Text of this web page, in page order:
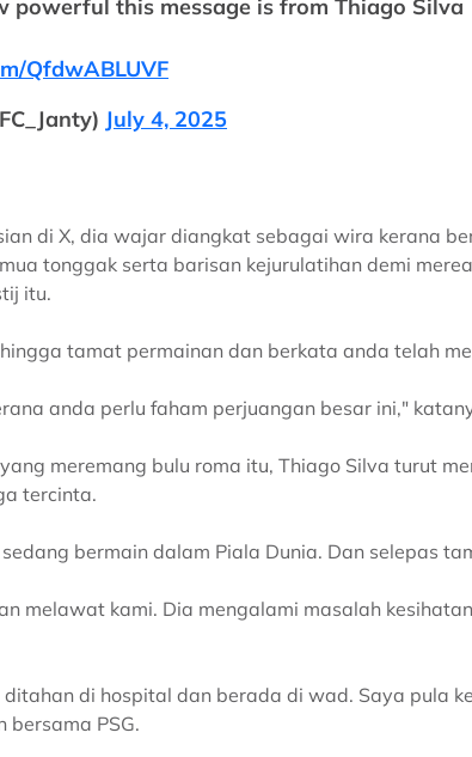
powerful this message is from Thiago Silva
QfdwABLUVF
July 4, 2025
di X, dia wajar diangkat sebagai wira kerana
tonggak serta barisan kejurulatihan demi
itu.
tamat permainan dan berkata anda telah
anda perlu faham perjuangan besar ini,"
meremang bulu roma itu, Thiago Silva turut
tercinta.
bermain dalam Piala Dunia. Dan selepas
melawat kami. Dia mengalami masalah
di hospital dan berada di wad. Saya pula
bersama PSG.